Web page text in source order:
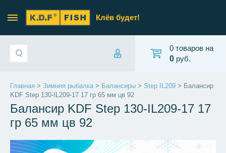
Клёв будет!
0 товаров на
0 руб.
Главная > Зимняя рыбалка> Балансиры > Step IL209 > Балансир
KDF Step 130-IL209-17 17 гр 65 мм цв 92
Балансир KDF Step 130-IL209-17 17
гр 65 мм цв 92